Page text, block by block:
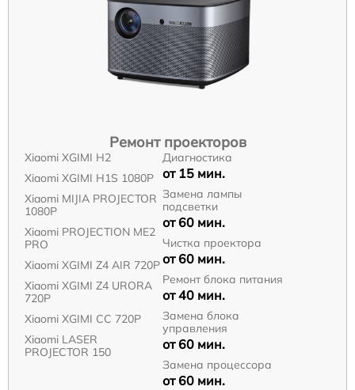
Ремонт проекторов
Xiaomi XGIMI H2
Xiaomi XGIMI H1S 1080P
Xiaomi MIJIA PROJECTOR
1080P
Xiaomi PROJECTION ME2
PRO
Xiaomi XGIMI Z4 AIR 720P
Xiaomi XGIMI Z4 URORA
720P
Xiaomi XGIMI CC 720P
Xiaomi LASER
PROJECTOR 150
Диагностика
от 15 мин.
Замена лампы
подсветки
от 60 мин.
Чистка проектора
от 60 мин.
Ремонт блока питания
от 40 мин.
Замена блока
управления
от 60 мин.
Замена процессора
от 60 мин.